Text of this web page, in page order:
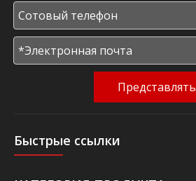
Представлять
Быстрые ссылки